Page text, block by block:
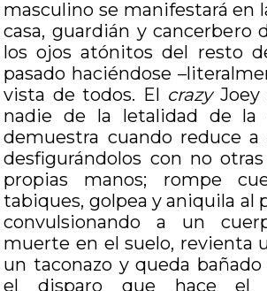
masculino se manifestará en
casa, guardián y cancerbero
los ojos atónitos del resto
pasado haciéndose
vista de todos. El crazyJoey
nadie de la letalidad de la
demuestra cuando reduce a
desfigurándolos con no
propias manos; rompe
tabiques, golpea y aniquila al
convulsionando a un
muerte en el suelo, revienta
un taconazo y queda
el disparo que hace el